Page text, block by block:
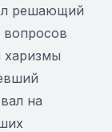
решающий
на